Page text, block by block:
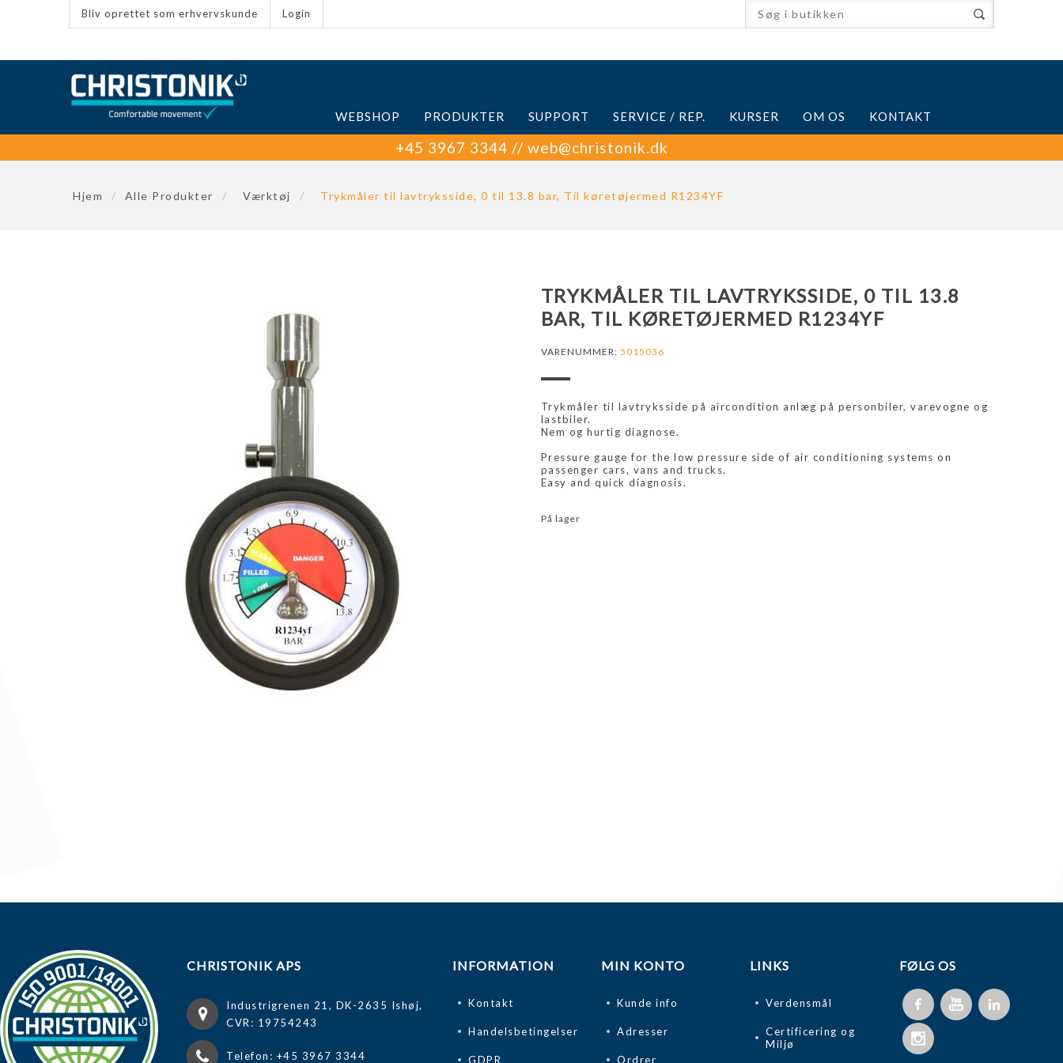
Bliv oprettet som erhvervskunde Login
WEBSHOP PRODUKTER SUPPORT SERVICE / REP. KURSER OM OS KONTAKT
+45 3967 3344 // web@christonik.dk
Hjem / Alle Produkter / Værktøj / Trykmåler til lavtryksside, 0 til 13.8 bar, Til køretøjermed R1234YF
TRYKMÅLER TIL LAVTRYKSSIDE, 0 TIL 13.8
BAR, TIL KØRETØJERMED R1234YF
VARENUMMER: 5015036
Trykmåler til lavtryksside på aircondition anlæg på personbiler, varevogne og
lastbiler.
Nem og hurtig diagnose.
Pressure gauge for the low pressure side of air conditioning systems on
passenger cars, vans and trucks.
Easy and quick diagnosis.
På lager
CHRISTONIK APS
Industrigrenen 21, DK-2635 Ishøj,
CVR: 19754243
Telefon: +45 3967 3344
INFORMATION
Kontakt
Handelsbetingelser
GDPR
MIN KONTO
Kunde info
Adresser
Ordrer
LINKS
Verdensmål
Certificering og
Miljø
FØLG OS